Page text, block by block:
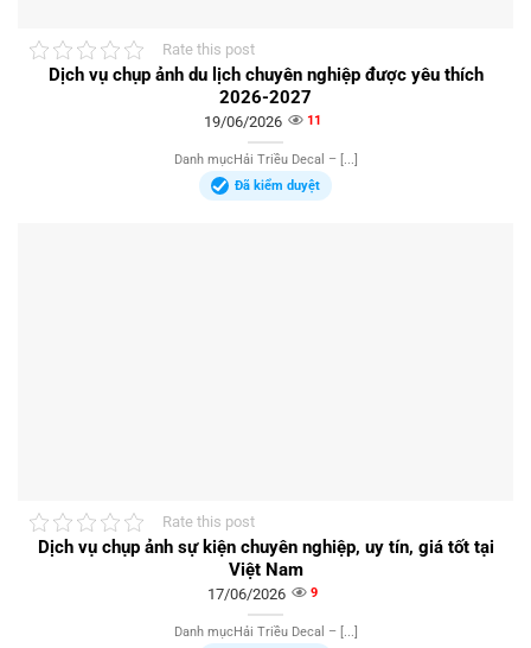
Rate this post
Dịch vụ chụp ảnh du lịch chuyên nghiệp được yêu thích
2026-2027
19/06/2026 11
Danh mụcHải Triều Decal – [...]
Đã kiểm duyệt
Rate this post
Dịch vụ chụp ảnh sự kiện chuyên nghiệp, uy tín, giá tốt tại
Việt Nam
17/06/2026 9
Danh mụcHải Triều Decal – [...]